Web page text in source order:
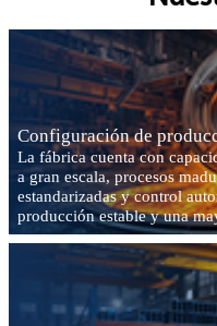
Configuración de
La fábrica cuenta con
a gran escala, procesos
estandarizadas y control
producción estable y una